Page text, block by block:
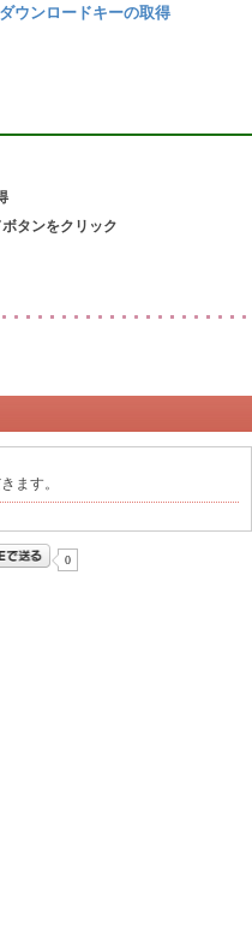
ダウンロードキーの取得
タンをクリック
ます。
0